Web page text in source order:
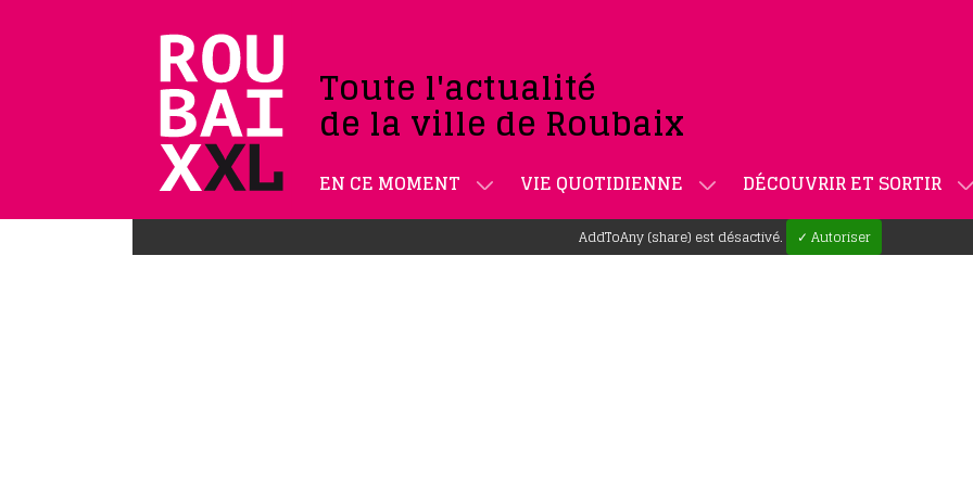
Toute l'actualité
de la ville de Roubaix
EN CE MOMENT VIE QUOTIDIENNE DÉCOUVRIR ET SORTIR
AddToAny (share) est désactivé. ✓ Autoriser